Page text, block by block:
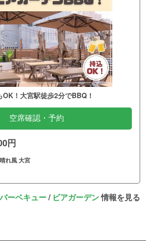
！大宮駅徒歩2分でBBQ！
空席確認・予約
円
れ風 大宮
バーベキュー/ ビアガーデン情報を見る